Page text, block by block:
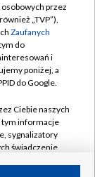
przez
„TVP”),
Zaufanych
do
i
poniżej, a
do Google.
Ciebie naszych
tym informacje
sygnalizatory
świadczenie